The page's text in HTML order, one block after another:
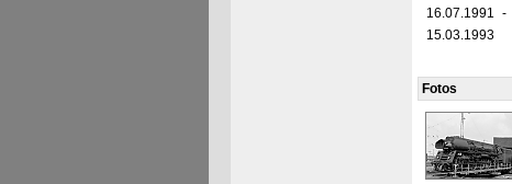
16.07.1991 -
15.03.1993
Fotos